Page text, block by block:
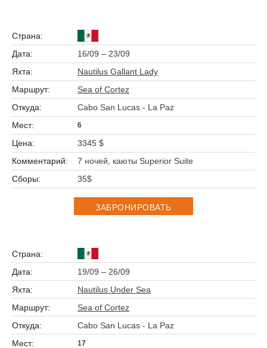
16/09 – 23/09
Nautilus Gallant Lady
Sea of Cortez
Cabo San Lucas - La Paz
6
3345 $
7 ночей, каюты Superior Suite
35$
ЗАБРОНИРОВАТЬ
19/09 – 26/09
Nautilus Under Sea
Sea of Cortez
Cabo San Lucas - La Paz
17